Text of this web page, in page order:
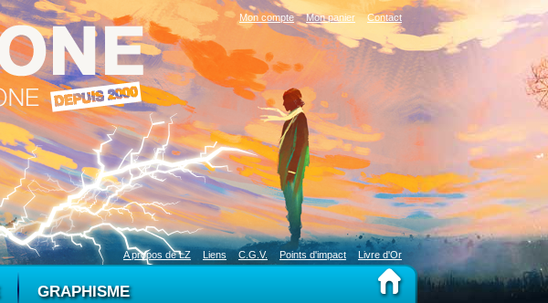
Mon compte Mon panier Contact
A propos de LZ Liens C.G.V. Points d'impact Livre d'Or
GRAPHISME